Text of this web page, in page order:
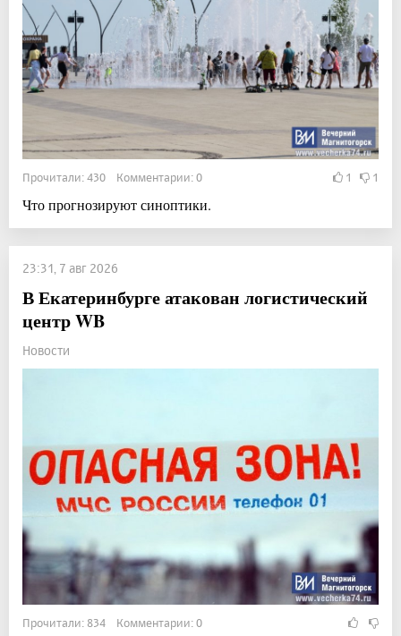
Прочитали: 430 Комментарии: 0 1 1
Что прогнозируют синоптики.
23:31, 7 авг 2026
В Екатеринбурге атакован логистический
центр WB
Новости
Прочитали: 834 Комментарии: 0